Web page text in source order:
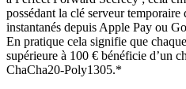
possédant la clé serveur temporaire
instantanés depuis Apple Pay ou
En pratique cela signifie que
supérieure à 100 € bénéficie d’un
ChaCha20‑Poly1305.*